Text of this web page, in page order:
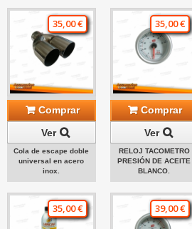
35,00 €
Comprar
Ver
Cola de escape doble
universal en acero
inox.
35,00 €
Comprar
Ver
RELOJ TACOMETRO
PRESIÓN DE ACEITE
BLANCO.
35,00 € 39,00 €